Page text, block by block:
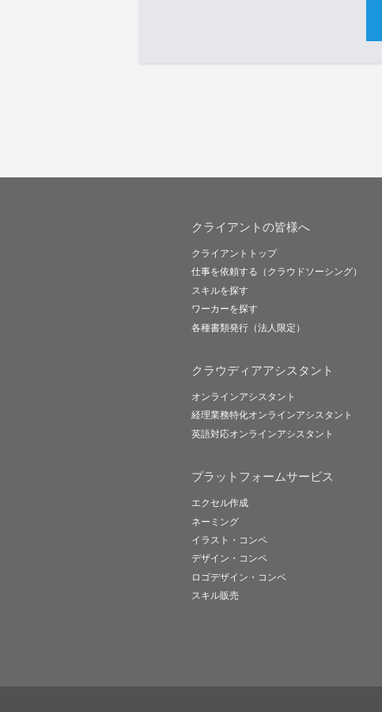
クライアントの皆様へ
クライアントトップ
仕事を依頼する（クラウドソーシング）
スキルを探す
ワーカーを探す
各種書類発行（法人限定）
クラウディアアシスタント
オンラインアシスタント
経理業務特化オンラインアシスタント
英語対応オンラインアシスタント
プラットフォームサービス
エクセル作成
ネーミング
イラスト・コンペ
デザイン・コンペ
ロゴデザイン・コンペ
スキル販売